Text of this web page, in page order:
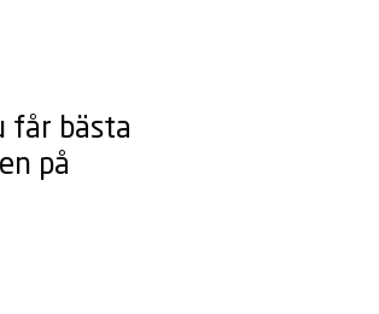
får bästa
på